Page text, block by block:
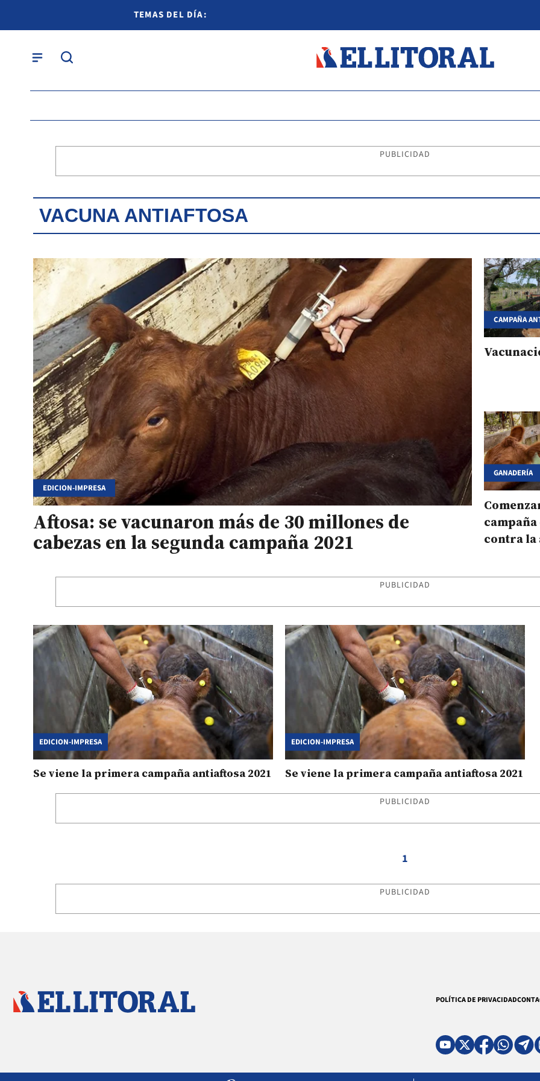
TEMAS DEL DÍA:
PUBLICIDAD
VACUNA ANTIAFTOSA
EDICION-IMPRESA
Aftosa: se vacunaron más de 30 millones de
cabezas en la segunda campaña 2021
CAMPAÑA
GANADERÍA
contra la
PUBLICIDAD
EDICION-IMPRESA
Se viene la primera campaña antiaftosa 2021
EDICION-IMPRESA
Se viene la primera campaña antiaftosa 2021
PUBLICIDAD
1
PUBLICIDAD
POLÍTICA DE PRIVACIDAD